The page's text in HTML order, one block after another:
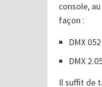
console,
façon :
DMX
DMX
Il suffit de